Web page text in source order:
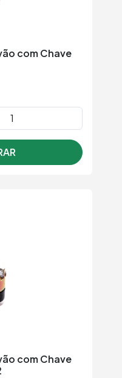
com Chave
com Chave